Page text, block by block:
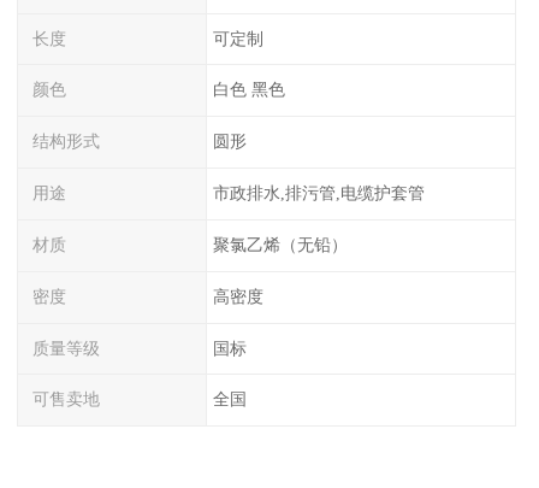
长度 可定制
颜色 白色 黑色
结构形式 圆形
用途 市政排水,排污管,电缆护套管
材质 聚氯乙烯（无铅）
密度 高密度
质量等级 国标
可售卖地 全国